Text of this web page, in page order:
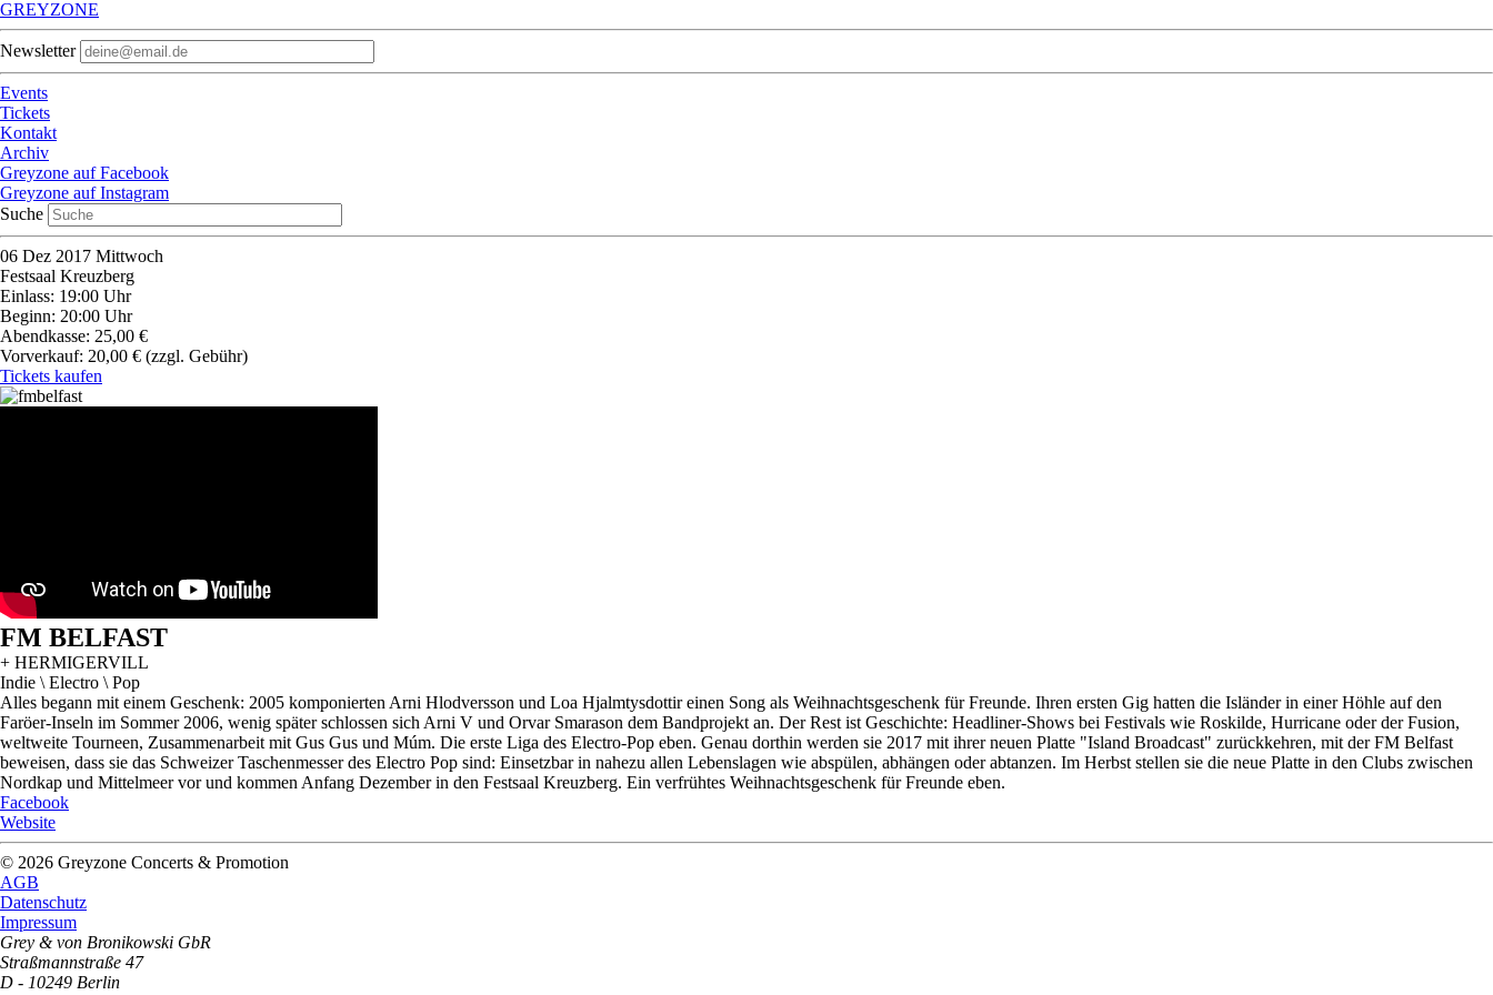
GREYZONE
Newsletter
Events
Tickets
Kontakt
Archiv
Greyzone auf Facebook
Greyzone auf Instagram
Suche
06 Dez 2017 Mittwoch
Festsaal Kreuzberg
Einlass: 19:00 Uhr
Beginn: 20:00 Uhr
Abendkasse: 25,00 €
Vorverkauf: 20,00 € (zzgl. Gebühr)
Tickets kaufen
FM BELFAST
+ HERMIGERVILL
Indie \ Electro \ Pop
Alles begann mit einem Geschenk: 2005 komponierten Arni Hlodversson und Loa Hjalmtysdottir einen Song als Weihnachtsgeschenk für Freunde. Ihren ersten Gig hatten die Isländer in einer Höhle auf den
Faröer-Inseln im Sommer 2006, wenig später schlossen sich Arni V und Orvar Smarason dem Bandprojekt an. Der Rest ist Geschichte: Headliner-Shows bei Festivals wie Roskilde, Hurricane oder der Fusion,
weltweite Tourneen, Zusammenarbeit mit Gus Gus und Múm. Die erste Liga des Electro-Pop eben. Genau dorthin werden sie 2017 mit ihrer neuen Platte "Island Broadcast" zurückkehren, mit der FM Belfast
beweisen, dass sie das Schweizer Taschenmesser des Electro Pop sind: Einsetzbar in nahezu allen Lebenslagen wie abspülen, abhängen oder abtanzen. Im Herbst stellen sie die neue Platte in den Clubs zwischen
Nordkap und Mittelmeer vor und kommen Anfang Dezember in den Festsaal Kreuzberg. Ein verfrühtes Weihnachtsgeschenk für Freunde eben.
Facebook
Website
© 2026 Greyzone Concerts & Promotion
AGB
Datenschutz
Impressum
Grey & von Bronikowski GbR
Straßmannstraße 47
D - 10249 Berlin